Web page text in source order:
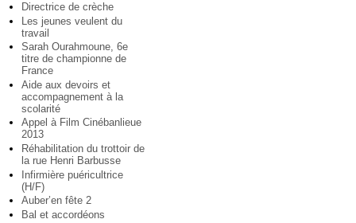
Directrice de crèche
Les jeunes veulent du
travail
Sarah Ourahmoune, 6e
titre de championne de
France
Aide aux devoirs et
accompagnement à la
scolarité
Appel à Film Cinébanlieue
2013
Réhabilitation du trottoir de
la rue Henri Barbusse
Infirmière puéricultrice
(H/F)
Auber’en fête 2
Bal et accordéons